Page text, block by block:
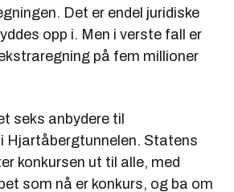
Det er endel juridiske
opp i. Men i verste fall er
på fem millioner
seks anbydere til
Hjartåbergtunnelen. Statens
konkursen ut til alle, med
som nå er konkurs, og ba om